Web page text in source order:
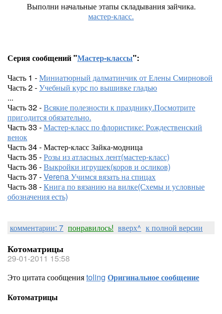
Выполни начальные этапы складывания зайчика.
мастер-класс.
Серия сообщений "Мастер-классы":
Часть 1 -Миниатюрный далматинчик от Елены Смирновой
Часть 2 -Учебный курс по вышивке гладью
...
Часть 32 -Всякие полезности к празднику.Посмотрите
пригодится обязательно.
Часть 33 -Мастер-класс по флористике: Рождественский
венок
Часть 34 - Мастер-класс Зайка-модница
Часть 35 -Розы из атласных лент(мастер-класс)
Часть 36 -Выкройки игрушек(коров и осликов)
Часть 37 -Verena Учимся вязать на спицах
Часть 38 -Книга по вязанию на вилке(Схемы и условные
обозначения есть)
комментарии: 7 понравилось! вверх^ к полной версии
Котоматрицы
29-01-2011 15:58
Это цитата сообщенияtoling Оригинальное сообщение
Котоматрицы